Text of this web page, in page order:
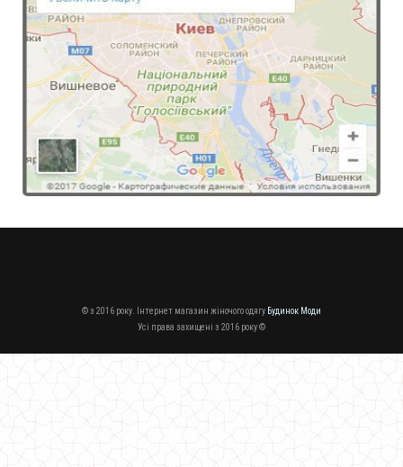
Модне плаття міді з ангори
1130.00грн.
Жіноче міді плаття з глибоким декольте
630.00грн.
© з 2016 року. Інтернет магазин жіночого одягу Будинок Моди
Усі права захищені з 2016 року ©